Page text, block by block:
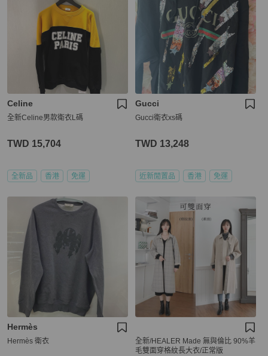
Celine
全新Celine男款衛衣L碼
TWD 15,704
全新品 香港 免運
Gucci
Gucci衛衣xs碼
TWD 13,248
近新閒置品 香港 免運
Hermès
Hermès 衛衣
全新/HEALER Made 無與倫比 90%羊
毛雙面穿格紋長大衣/正常版